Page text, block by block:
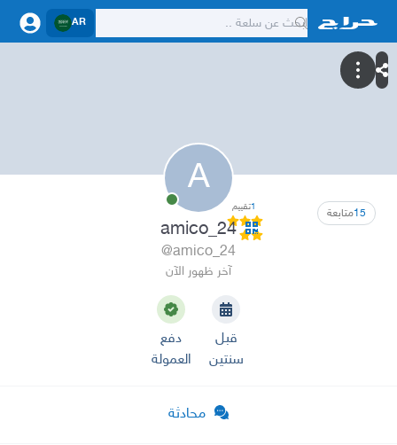
AR
A
15متابعة 1تقييم
amico_24
@amico_24
آخر ظهور الآن
قبل
سنتين
دفع
العمولة
محادثة